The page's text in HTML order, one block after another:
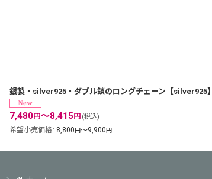
銀製・silver925・ダブル鎖のロングチェーン【silver925】
7,480円～8,415 円 (税込)
希望小売価格 : 8,800円～9,900円